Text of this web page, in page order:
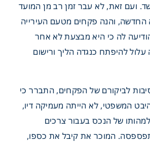
–מקרי בוחן
ועם זאת, לא עבר זמן רב מן המועד
החדשה, והנה פקחים מטעם העירייה
לה כי היא מבצעת לא אחר
להיפתח כנגדה הליך ורישום
לביקורם של הפקחים, התברר כי
המשפטי, לא הייתה מעמיקה דיו,
של הנכס בעבור צרכים
המוכר את קיבל את כספו,